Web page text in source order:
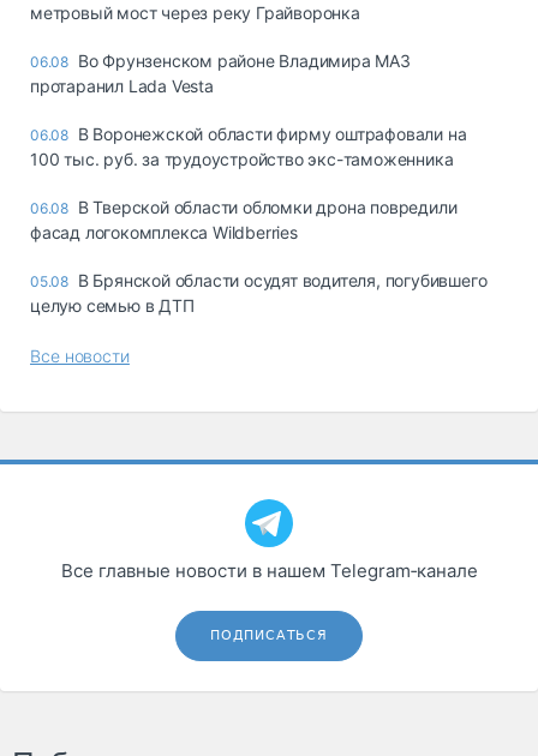
метровый мост через реку Грайворонка
06.08 Во Фрунзенском районе Владимира МАЗ
протаранил Lada Vesta
06.08 В Воронежской области фирму оштрафовали на
100 тыс. руб. за трудоустройство экс-таможенника
06.08 В Тверской области обломки дрона повредили
фасад логокомплекса Wildberries
05.08 В Брянской области осудят водителя, погубившего
целую семью в ДТП
Все новости
Все главные новости в нашем Telegram‑канале
ПОДПИСАТЬСЯ